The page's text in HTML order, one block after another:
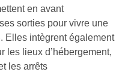
en avant
sorties pour vivre une
Elles intègrent également
les lieux d’hébergement,
les arrêts